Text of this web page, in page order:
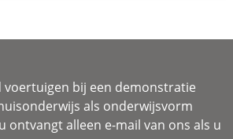
voertuigen bij een demonstratie
als onderwijsvorm
ontvangt alleen e-mail van ons als u